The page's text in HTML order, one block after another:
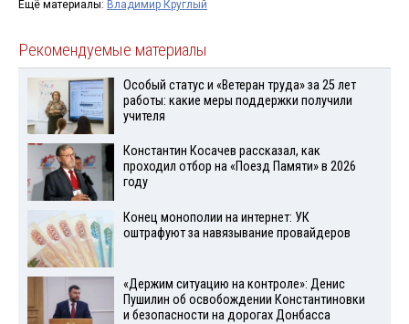
Ещё материалы: Владимир Круглый
Рекомендуемые материалы
Особый статус и «Ветеран труда» за 25 лет
работы: какие меры поддержки получили
учителя
Константин Косачев рассказал, как
проходил отбор на «Поезд Памяти» в 2026
году
Конец монополии на интернет: УК
оштрафуют за навязывание провайдеров
«Держим ситуацию на контроле»: Денис
Пушилин об освобождении Константиновки
и безопасности на дорогах Донбасса